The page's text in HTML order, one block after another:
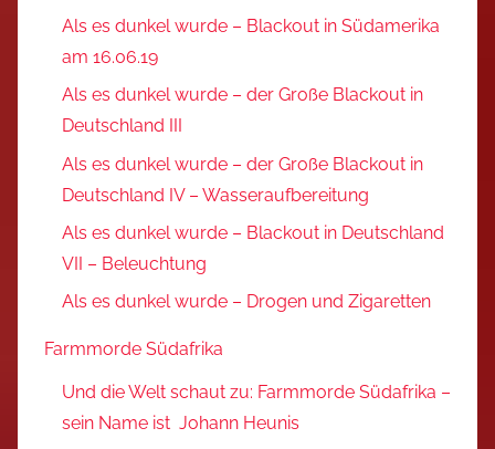
Als es dunkel wurde – Blackout in Südamerika
am 16.06.19
Als es dunkel wurde – der Große Blackout in
Deutschland III
Als es dunkel wurde – der Große Blackout in
Deutschland IV – Wasseraufbereitung
Als es dunkel wurde – Blackout in Deutschland
VII – Beleuchtung
Als es dunkel wurde – Drogen und Zigaretten
Farmmorde Südafrika
Und die Welt schaut zu: Farmmorde Südafrika –
sein Name ist Johann Heunis